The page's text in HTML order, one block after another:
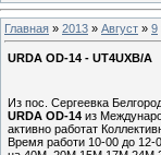
Главная » 2013 » Август » 9
URDA OD-14 - UT4UXB/A
Из пос. Сергеевка
URDA OD-14 из
активно работат
Время работи 10-00 до